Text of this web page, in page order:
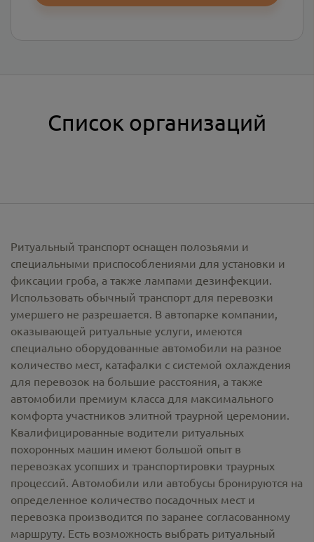
Список организаций
Ритуальный транспорт оснащен полозьями и
специальными приспособлениями для установки и
фиксации гроба, а также лампами дезинфекции.
Использовать обычный транспорт для перевозки
умершего не разрешается. В автопарке компании,
оказывающей ритуальные услуги, имеются
специально оборудованные автомобили на разное
количество мест, катафалки с системой охлаждения
для перевозок на большие расстояния, а также
автомобили премиум класса для максимального
комфорта участников элитной траурной церемонии.
Квалифицированные водители ритуальных
похоронных машин имеют большой опыт в
перевозках усопших и транспортировки траурных
процессий. Автомобили или автобусы бронируются на
определенное количество посадочных мест и
перевозка производится по заранее согласованному
маршруту. Есть возможность выбрать ритуальный